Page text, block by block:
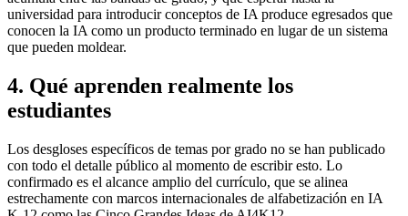
universidad para introducir conceptos de IA produce egresados que
conocen la IA como un producto terminado en lugar de un sistema
que pueden moldear.
4. Qué aprenden realmente los
estudiantes
Los desgloses específicos de temas por grado no se han publicado
con todo el detalle público al momento de escribir esto. Lo
confirmado es el alcance amplio del currículo, que se alinea
estrechamente con marcos internacionales de alfabetización en IA